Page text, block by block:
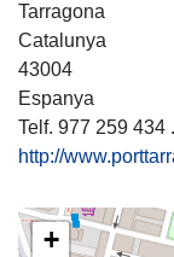
Tarragona
Catalunya
43004
Espanya
Telf. 977 259 434
http://
+